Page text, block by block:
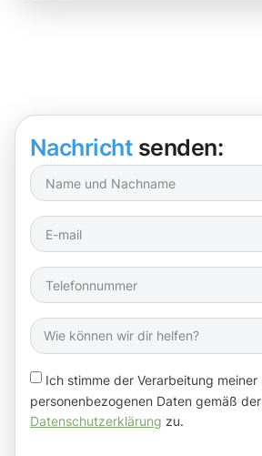
Nachricht senden:
Ich stimme der Verarbeitung meiner
personenbezogenen Daten gemäß der
Datenschutzerklärung zu.